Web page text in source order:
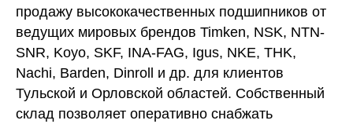
продажу высококачественных подшипников от
ведущих мировых брендов Timken, NSK, NTN-
SNR, Koyo, SKF, INA-FAG, Igus, NKE, THK,
Nachi, Barden, Dinroll и др. для клиентов
Тульской и Орловской областей. Собственный
склад позволяет оперативно снабжать